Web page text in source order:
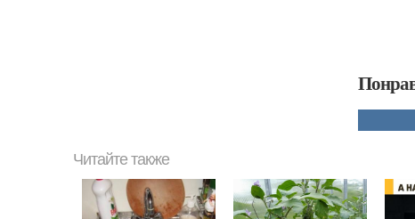
Читайте также